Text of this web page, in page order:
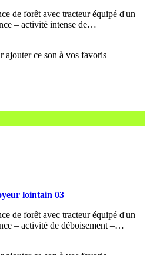
de forêt avec tracteur équipé d'un
– activité intense de…
lointain 03
de forêt avec tracteur équipé d'un
– activité de déboisement –…